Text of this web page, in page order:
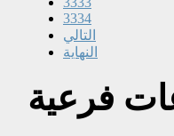
3334
التالي
النهاية
فرعية